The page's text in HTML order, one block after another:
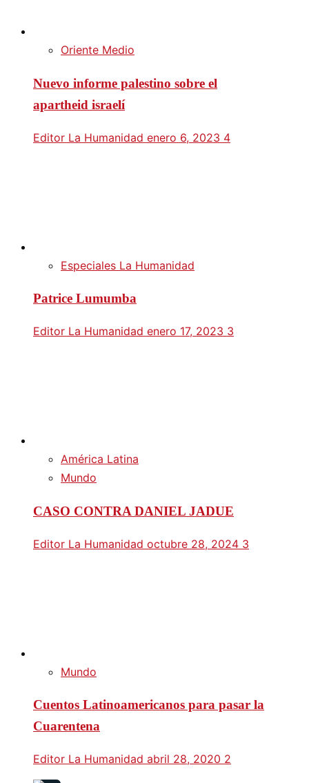
Oriente Medio
Nuevo informe palestino sobre el
apartheid israelí
Editor La Humanidad enero 6, 2023 4
Especiales La Humanidad
Patrice Lumumba
Editor La Humanidad enero 17, 2023 3
América Latina
Mundo
CASO CONTRA DANIEL JADUE
Editor La Humanidad octubre 28, 2024 3
Mundo
Cuentos Latinoamericanos para pasar la
Cuarentena
Editor La Humanidad abril 28, 2020 2